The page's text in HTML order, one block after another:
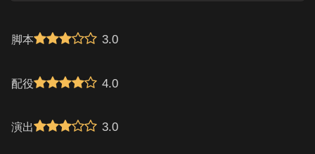
脚本 3.0
配役 4.0
演出 3.0